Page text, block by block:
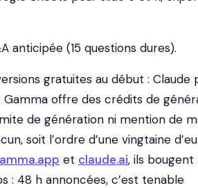
anticipée (15 questions dures).
gratuites au début : Claude
Gamma offre des crédits de
de génération ni mention de
soit l’ordre d’une vingtaine
et claude.ai, ils bougent
: 48 h annoncées, c’est tenable